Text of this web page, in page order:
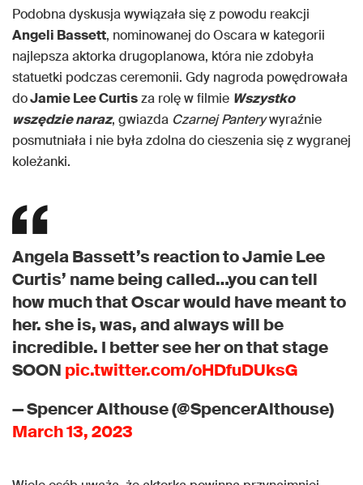
Podobna dyskusja wywiązała się z powodu reakcji
Angeli Bassett, nominowanej do Oscara w kategorii
najlepsza aktorka drugoplanowa, która nie zdobyła
statuetki podczas ceremonii. Gdy nagroda powędrowała
doJamie Lee Curtisza rolę w filmie Wszystko
wszędzie naraz, gwiazda Czarnej Panterywyraźnie
posmutniała i nie była zdolna do cieszenia się z wygranej
koleżanki.
Angela Bassett’s reaction to Jamie Lee
Curtis’ name being called…you can tell
how much that Oscar would have meant to
her. she is, was, and always will be
incredible. I better see her on that stage
SOON pic.twitter.com/oHDfuDUksG
— Spencer Althouse (@SpencerAlthouse)
March 13, 2023